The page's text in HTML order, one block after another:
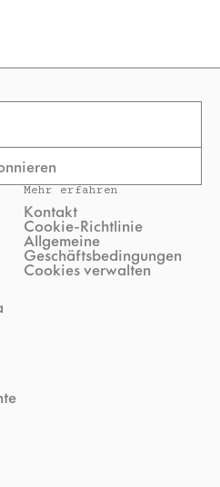
Mehr erfahren
Kontakt
Cookie-Richtlinie
Allgemeine
Geschäftsbedingungen
Cookies verwalten